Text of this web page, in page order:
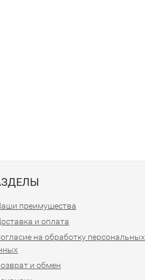
преимущества
и оплата
на обработку персональных
и обмен